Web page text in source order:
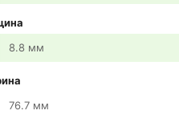
8.8 мм
76.7 мм